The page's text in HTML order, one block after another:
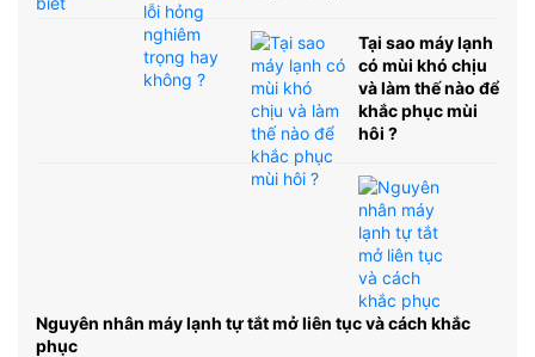
Tại sao máy lạnh
có mùi khó chịu
và làm thế nào để
khắc phục mùi
hôi ?
Nguyên nhân máy lạnh tự tắt mở liên tục và cách khắc
phục